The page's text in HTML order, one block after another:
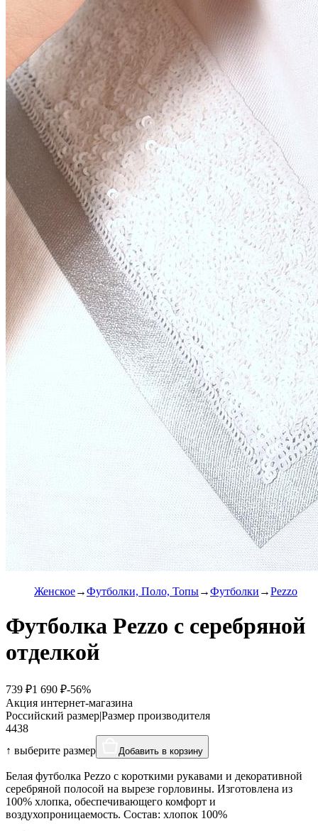
Женское Футболки, Поло, Топы Футболки Pezzo
Футболка Pezzo с серебряной
отделкой
739 ₽1 690 ₽-56%
Акция интернет-магазина
Российский размер|Размер производителя
4438
↑ выберите размер
Добавить в корзину
Белая футболка Pezzo с короткими рукавами и декоративной
серебряной полосой на вырезе горловины. Изготовлена из
100% хлопка, обеспечивающего комфорт и
воздухопроницаемость. Состав: хлопок 100%